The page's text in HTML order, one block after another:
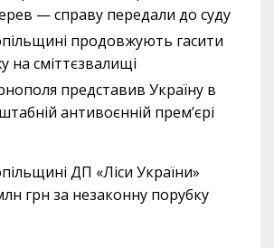
— справу передали до суду
продовжують гасити
на сміттєзвалищі
представив Україну в
антивоєнній прем’єрі
ДП «Ліси України»
грн за незаконну порубку